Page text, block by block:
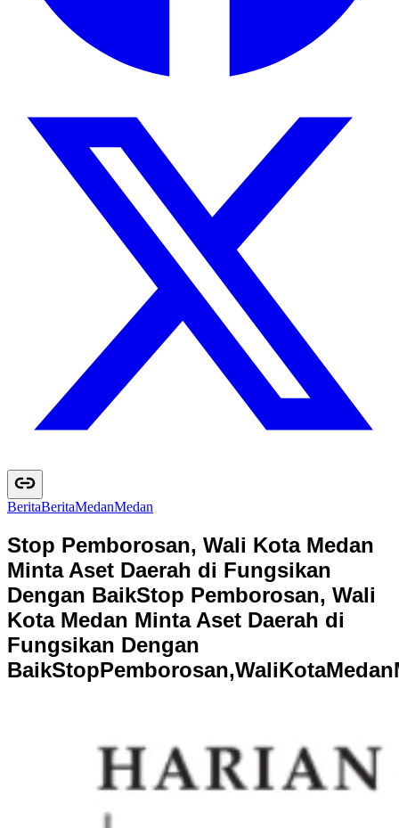
BeritaBeritaMedanMedan
Stop Pemborosan, Wali Kota Medan
Minta Aset Daerah di Fungsikan
Dengan BaikStop Pemborosan, Wali
Kota Medan Minta Aset Daerah di
Fungsikan Dengan
BaikStopPemborosan,WaliKotaMedan